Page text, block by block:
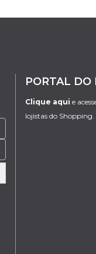
PORTAL DO
Clique aqui e
lojistas do Shopping.